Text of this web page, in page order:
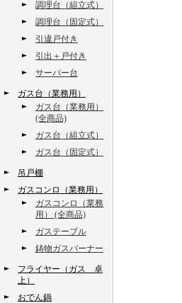
調理台（組立式）
調理台（固定式）
引違戸付き
引出＋戸付き
サーバー台
ガス台（業務用）
ガス台（業務用）
(全商品)
ガス台（組立式）
ガス台（固定式）
吊戸棚
ガスコンロ（業務用）
ガスコンロ（業務
用） (全商品)
ガステーブル
鋳物ガスバーナー
フライヤー（ガス 卓
上）
おでん鍋